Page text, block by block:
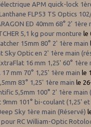
APM quick-lock
FLP53 TS Optics
ED 40mm 68° 2' 1ère
5,1 kg pour monture le
15mm 80° 2' 1ère main
Sky Optic en 2' 1ère main
16 mm 1,25' 60° 1ère
mm 70° 1,25' 1ère main le
83° 1,25' 1ère main le
5,5mm 100° 2' 1ère main
101° bi-coulant (1,25' et
Sky 1ère main (Réservé)
RC William-Optic